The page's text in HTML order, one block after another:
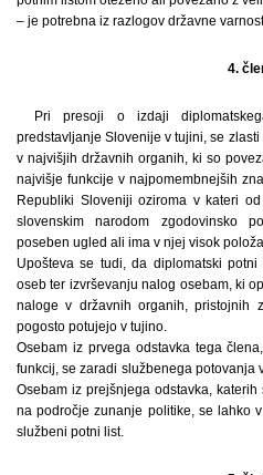
– je potrebna iz razlogov državne
4.
Pri presoji o izdaji
predstavljanje Slovenije v tujini, se
v najvišjih državnih organih, ki so
najvišje funkcije v najpomembnejših
Republiki Sloveniji oziroma v kateri
slovenskim narodom zgodovinsko
poseben ugled ali ima v njej visok
Upošteva se tudi, da diplomatski
oseb ter izvrševanju nalog osebam, ki
naloge v državnih organih, pristojnih
pogosto potujejo v tujino.
Osebam iz prvega odstavka tega
funkcij, se zaradi službenega potovanja
Osebam iz prejšnjega odstavka,
na področje zunanje politike, se lahko
službeni potni list.